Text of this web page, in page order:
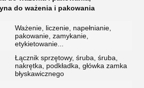
do ważenia i pakowania
Ważenie, liczenie, napełnianie,
pakowanie, zamykanie,
etykietowanie...
Łącznik sprzętowy, śruba, śruba,
nakrętka, podkładka, główka zamka
błyskawicznego